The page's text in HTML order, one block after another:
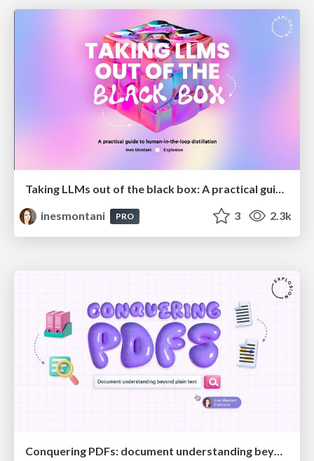
Taking LLMs out of the black box: A practical guide to human-in-the-loop distillation
inesmontani
PRO 3 2.3k